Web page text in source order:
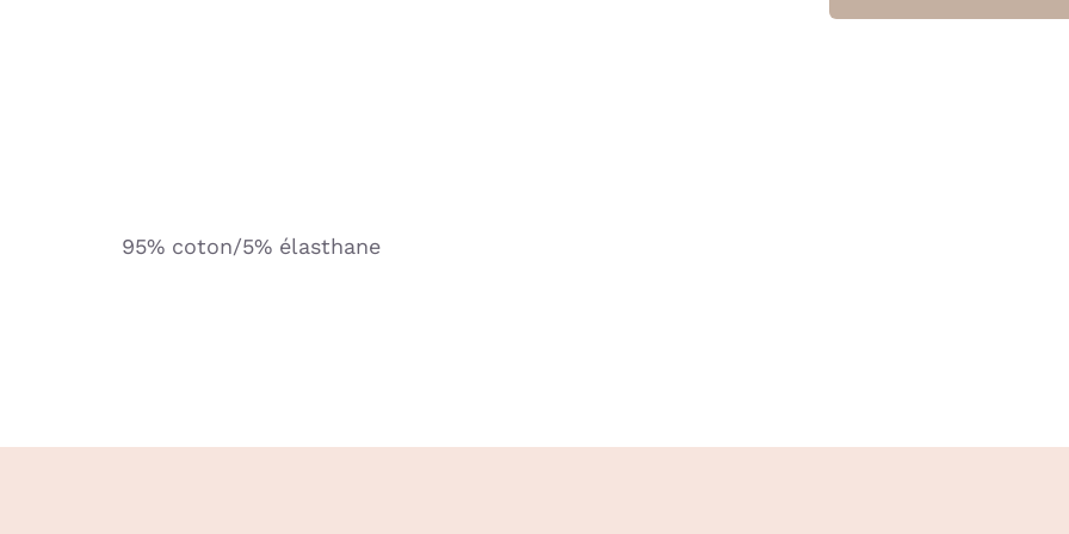
95% coton/5% élasthane